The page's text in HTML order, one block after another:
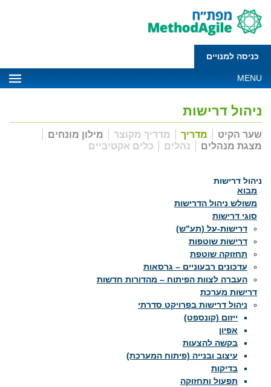
כניסה למנויים
MENU
ניהול דרישות
שער הקיט מדריך מדריך מקוצר
מילון מונחים
מצגת מנהלים
נהלים כלים אקטיביים
ניהול דרישות
מבוא
משולש ניהול הדרישות
סוגי דרישות
דרישות-על (תע"ש)
דרישות שוטפות
תחזוקה שוטפת
עדכונים רבעוניים – גרסאות
העברה לצוות הפיתוח – מהדורות חדשות
דרישות מערכת
ניהול דרישות בפרויקט סדרתי
ייזום (קונספט)
אפיון
בקשה להצעות
עיצוב ובנייה (פיתוח המערכת)
בדיקות
תפעול ותחזוקה